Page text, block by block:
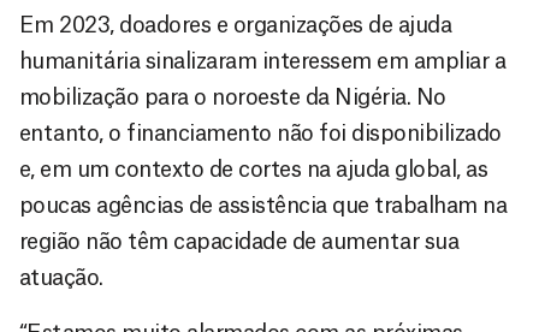
Em 2023, doadores e organizações de ajuda
humanitária sinalizaram interessem em ampliar a
mobilização para o noroeste da Nigéria. No
entanto, o financiamento não foi disponibilizado
e, em um contexto de cortes na ajuda global, as
poucas agências de assistência que trabalham na
região não têm capacidade de aumentar sua
atuação.